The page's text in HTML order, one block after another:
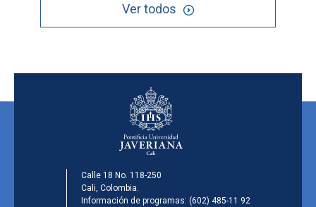
Ver todos
Calle 18 No. 118-250
Cali, Colombia.
Información de programas: (602) 485-11 92